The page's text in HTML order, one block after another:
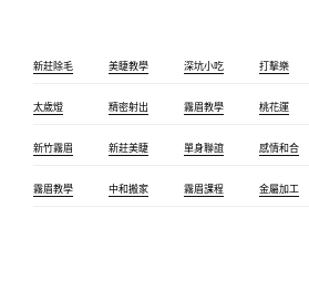
新莊除毛 美睫教學 深坑小吃 打擊樂
太歲燈 精密射出 霧眉教學 桃花運
新竹霧眉 新莊美睫 單身聯誼 感情和合
霧眉教學 中和搬家 霧眉課程 金屬加工